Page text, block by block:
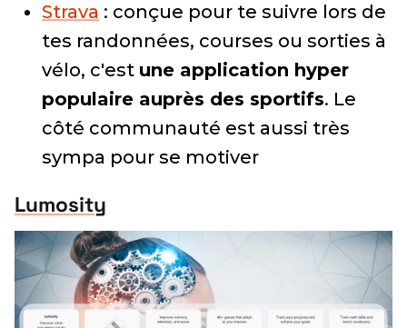
Strava : conçue pour te suivre lors de
tes randonnées, courses ou sorties à
vélo, c'est une application hyper
populaire auprès des sportifs. Le
côté communauté est aussi très
sympa pour se motiver
Lumosity